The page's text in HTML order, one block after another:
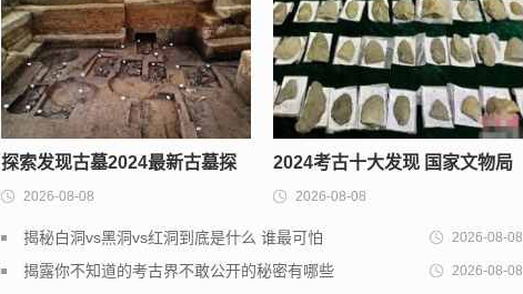
探索发现古墓2024最新古墓探
索进展
2026-08-08
2024考古十大发现 国家文物局
发布的全国最新考古发现
2026-08-08
2026-08-08
揭秘白洞vs黑洞vs红洞到底是什么 谁最可怕
2026-08-08
揭露你不知道的考古界不敢公开的秘密有哪些